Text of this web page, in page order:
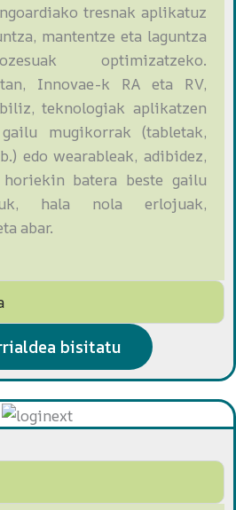
tresnak aplikatuz
mantentze eta laguntza
optimizatzeko.
Innovae-k RA eta RV,
teknologiak aplikatzen
mugikorrak (tabletak,
edo wearableak, adibidez,
batera beste gailu
hala nola erlojuak,
abar.
bisitatu